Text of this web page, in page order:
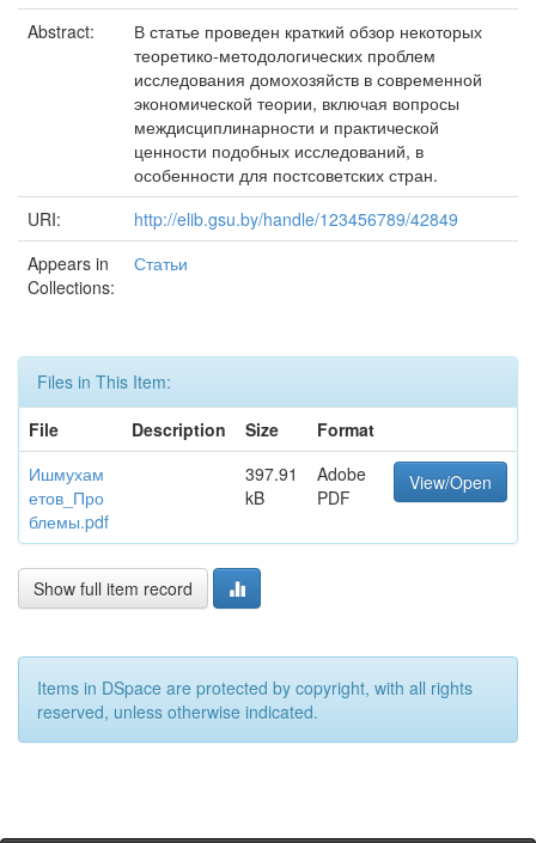
Abstract:
В статье проведен краткий обзор некоторых
теоретико-методологических проблем
исследования домохозяйств в современной
экономической теории, включая вопросы
междисциплинарности и практической
ценности подобных исследований, в
особенности для постсоветских стран.
URI:
http://elib.gsu.by/handle/123456789/42849
Appears in
Collections:
Статьи
Files in This Item:
File
Description Size
Format
Ишмухам
етов_Про
блемы.pdf
397.91
kB
Adobe
PDF
View/Open
Show full item record
Items in DSpace are protected by copyright, with all rights
reserved, unless otherwise indicated.